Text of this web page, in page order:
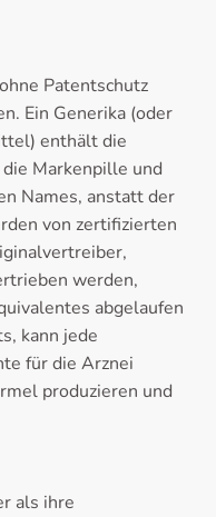
Patentschutz
Ein Generika (oder
enthält die
Markenpille und
Names, anstatt der
von zertifizierten
werden,
abgelaufen
kann jede
für die Arznei
produzieren und
als ihre